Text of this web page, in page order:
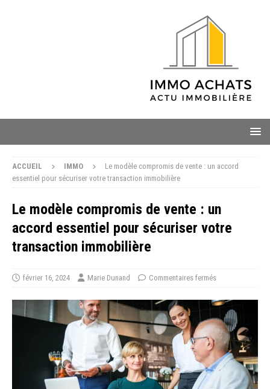
ACCUEIL IMMO
Le modèle compromis de vente : un accord
essentiel pour sécuriser votre transaction immobilière
Le modèle compromis de vente : un
accord essentiel pour sécuriser votre
transaction immobilière
février 16, 2024 Marie Dunand Commentaires fermés